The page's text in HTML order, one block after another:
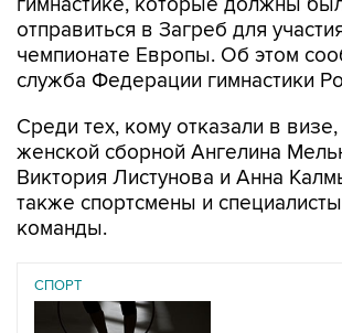
отправиться в Загреб для
чемпионате Европы. Об этом
служба Федерации гимнастики
Среди тех, кому отказали в
женской сборной Ангелина
Виктория Листунова и Анна
также спортсмены и
команды.
СПОРТ